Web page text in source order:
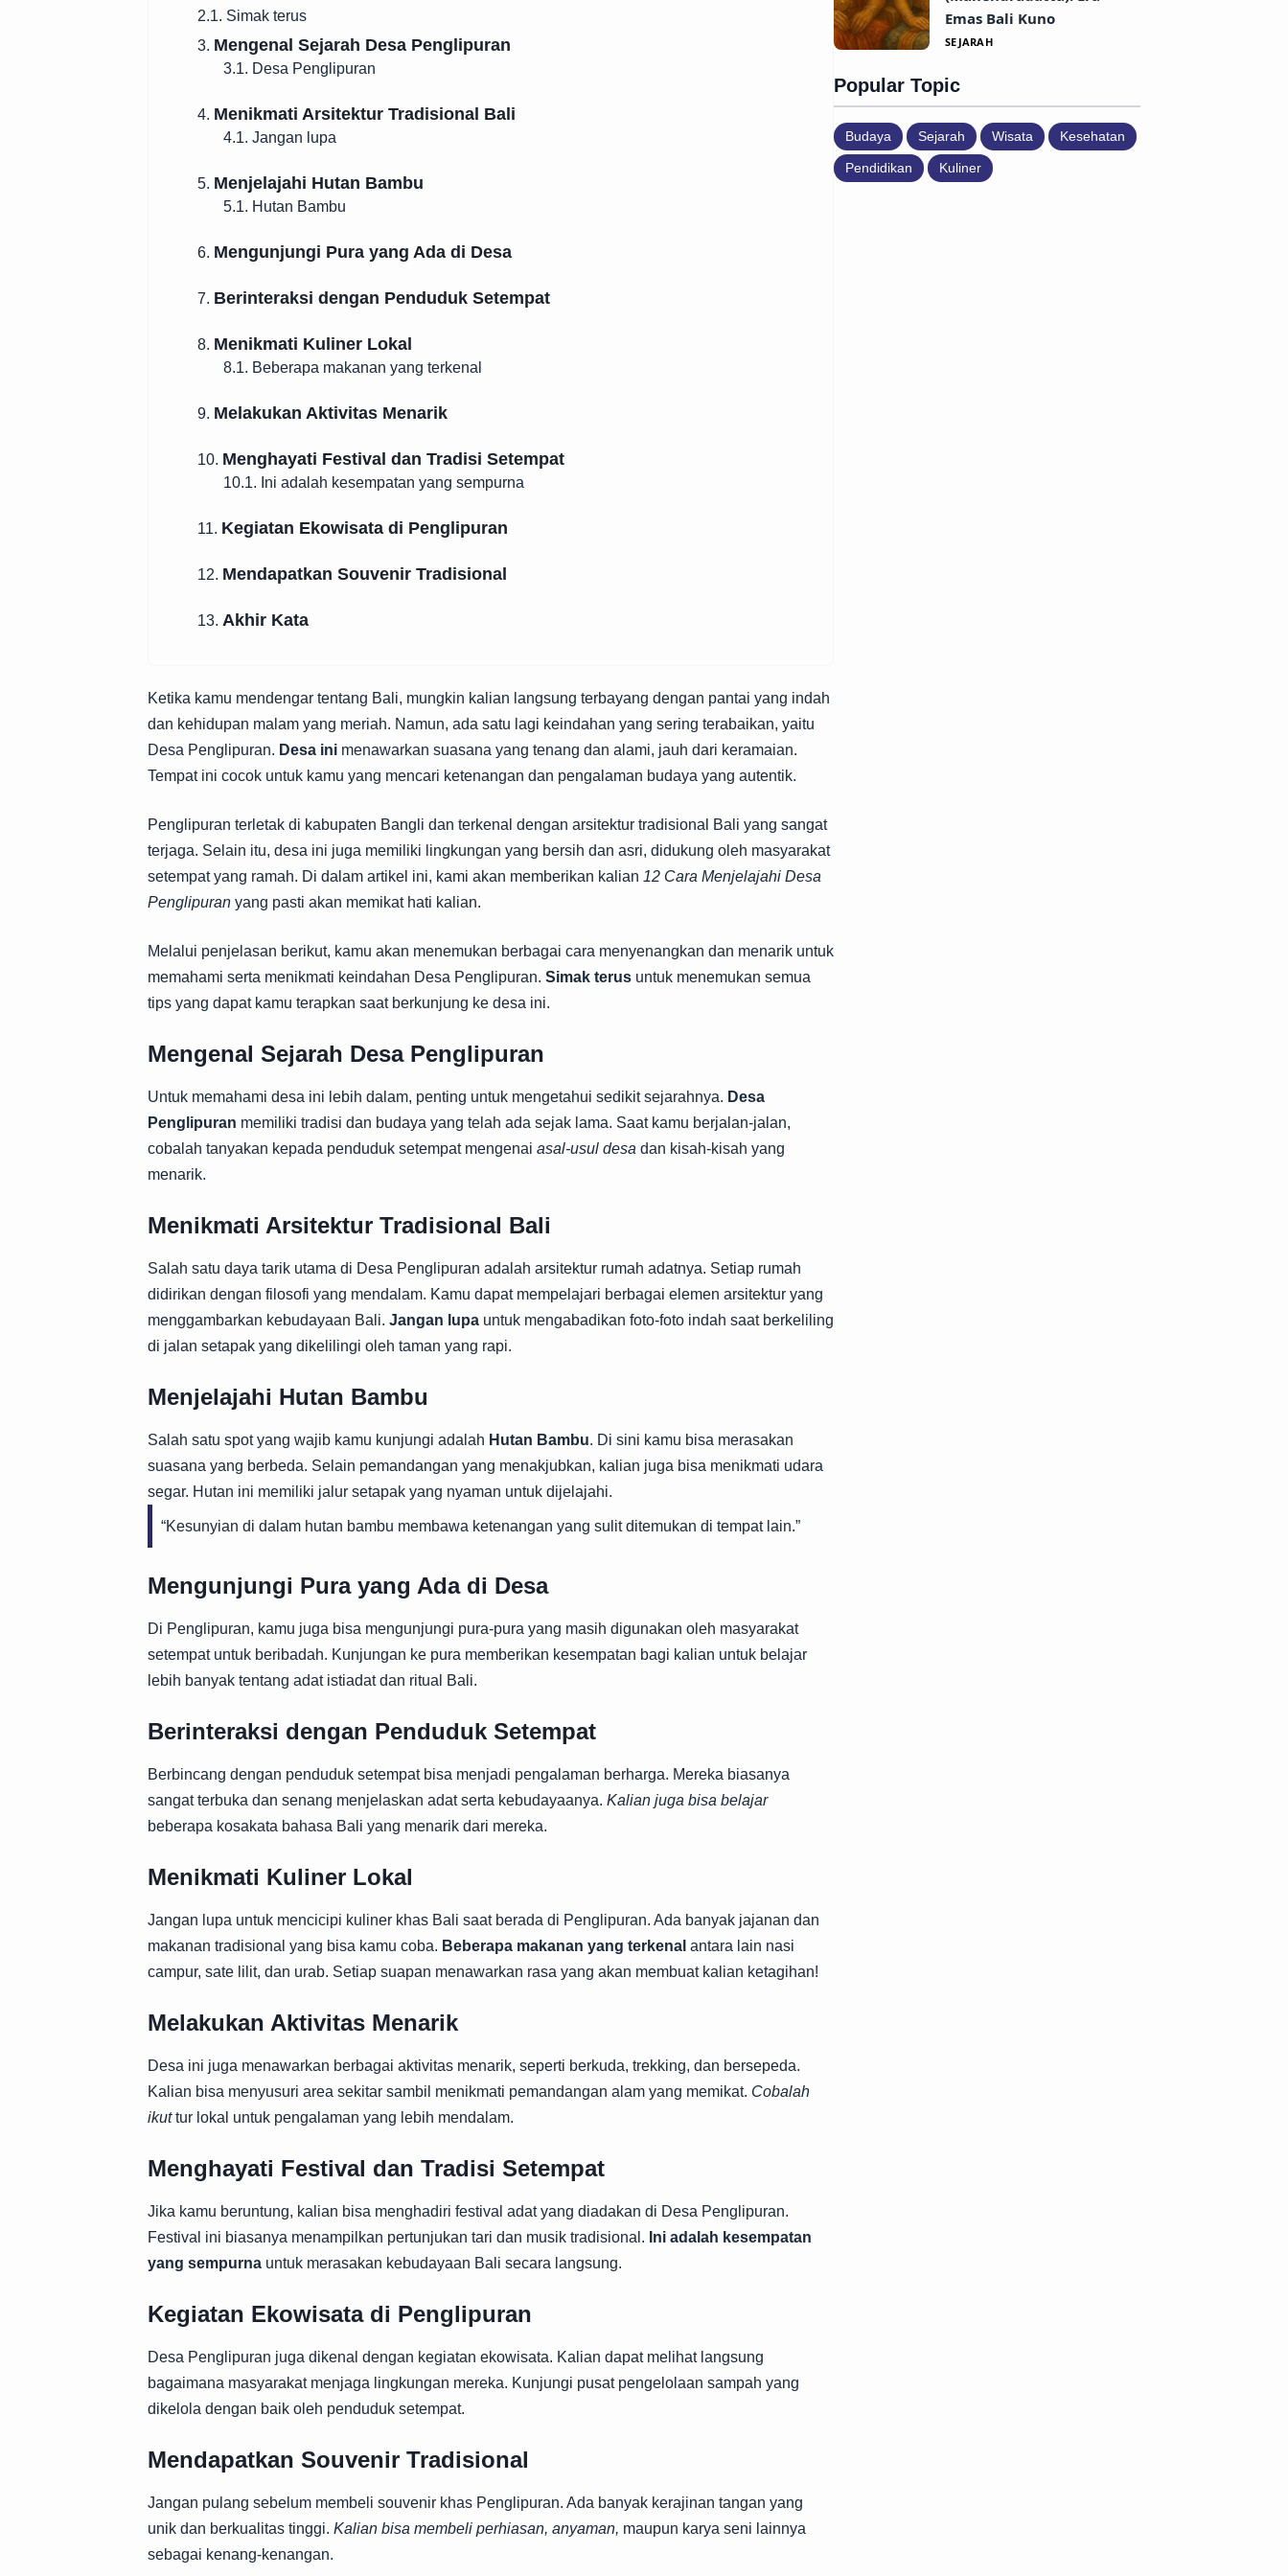
2.1. Simak terus
3. Mengenal Sejarah Desa Penglipuran
3.1. Desa Penglipuran
4. Menikmati Arsitektur Tradisional Bali
4.1. Jangan lupa
5. Menjelajahi Hutan Bambu
5.1. Hutan Bambu
6. Mengunjungi Pura yang Ada di Desa
7. Berinteraksi dengan Penduduk Setempat
8. Menikmati Kuliner Lokal
8.1. Beberapa makanan yang terkenal
9. Melakukan Aktivitas Menarik
10. Menghayati Festival dan Tradisi Setempat
10.1. Ini adalah kesempatan yang sempurna
11. Kegiatan Ekowisata di Penglipuran
12. Mendapatkan Souvenir Tradisional
13. Akhir Kata
Ketika kamu mendengar tentang Bali, mungkin kalian langsung terbayang dengan pantai yang indah
dan kehidupan malam yang meriah. Namun, ada satu lagi keindahan yang sering terabaikan, yaitu
Desa Penglipuran. Desa ini menawarkan suasana yang tenang dan alami, jauh dari keramaian.
Tempat ini cocok untuk kamu yang mencari ketenangan dan pengalaman budaya yang autentik.
Penglipuran terletak di kabupaten Bangli dan terkenal dengan arsitektur tradisional Bali yang sangat
terjaga. Selain itu, desa ini juga memiliki lingkungan yang bersih dan asri, didukung oleh masyarakat
setempat yang ramah. Di dalam artikel ini, kami akan memberikan kalian 12 Cara Menjelajahi Desa
Penglipuran yang pasti akan memikat hati kalian.
Melalui penjelasan berikut, kamu akan menemukan berbagai cara menyenangkan dan menarik untuk
memahami serta menikmati keindahan Desa Penglipuran. Simak terus untuk menemukan semua
tips yang dapat kamu terapkan saat berkunjung ke desa ini.
Mengenal Sejarah Desa Penglipuran
Untuk memahami desa ini lebih dalam, penting untuk mengetahui sedikit sejarahnya. Desa
Penglipuran memiliki tradisi dan budaya yang telah ada sejak lama. Saat kamu berjalan-jalan,
cobalah tanyakan kepada penduduk setempat mengenai asal-usul desa dan kisah-kisah yang
menarik.
Menikmati Arsitektur Tradisional Bali
Salah satu daya tarik utama di Desa Penglipuran adalah arsitektur rumah adatnya. Setiap rumah
didirikan dengan filosofi yang mendalam. Kamu dapat mempelajari berbagai elemen arsitektur yang
menggambarkan kebudayaan Bali. Jangan lupa untuk mengabadikan foto-foto indah saat berkeliling
di jalan setapak yang dikelilingi oleh taman yang rapi.
Menjelajahi Hutan Bambu
Salah satu spot yang wajib kamu kunjungi adalah Hutan Bambu. Di sini kamu bisa merasakan
suasana yang berbeda. Selain pemandangan yang menakjubkan, kalian juga bisa menikmati udara
segar. Hutan ini memiliki jalur setapak yang nyaman untuk dijelajahi.
“Kesunyian di dalam hutan bambu membawa ketenangan yang sulit ditemukan di tempat lain.”
Mengunjungi Pura yang Ada di Desa
Di Penglipuran, kamu juga bisa mengunjungi pura-pura yang masih digunakan oleh masyarakat
setempat untuk beribadah. Kunjungan ke pura memberikan kesempatan bagi kalian untuk belajar
lebih banyak tentang adat istiadat dan ritual Bali.
Berinteraksi dengan Penduduk Setempat
Berbincang dengan penduduk setempat bisa menjadi pengalaman berharga. Mereka biasanya
sangat terbuka dan senang menjelaskan adat serta kebudayaanya. Kalian juga bisa belajar
beberapa kosakata bahasa Bali yang menarik dari mereka.
Menikmati Kuliner Lokal
Jangan lupa untuk mencicipi kuliner khas Bali saat berada di Penglipuran. Ada banyak jajanan dan
makanan tradisional yang bisa kamu coba. Beberapa makanan yang terkenal antara lain nasi
campur, sate lilit, dan urab. Setiap suapan menawarkan rasa yang akan membuat kalian ketagihan!
Melakukan Aktivitas Menarik
Desa ini juga menawarkan berbagai aktivitas menarik, seperti berkuda, trekking, dan bersepeda.
Kalian bisa menyusuri area sekitar sambil menikmati pemandangan alam yang memikat. Cobalah
ikuttur lokal untuk pengalaman yang lebih mendalam.
Menghayati Festival dan Tradisi Setempat
Jika kamu beruntung, kalian bisa menghadiri festival adat yang diadakan di Desa Penglipuran.
Festival ini biasanya menampilkan pertunjukan tari dan musik tradisional. Ini adalah kesempatan
yang sempurna untuk merasakan kebudayaan Bali secara langsung.
Kegiatan Ekowisata di Penglipuran
Desa Penglipuran juga dikenal dengan kegiatan ekowisata. Kalian dapat melihat langsung
bagaimana masyarakat menjaga lingkungan mereka. Kunjungi pusat pengelolaan sampah yang
dikelola dengan baik oleh penduduk setempat.
Mendapatkan Souvenir Tradisional
Jangan pulang sebelum membeli souvenir khas Penglipuran. Ada banyak kerajinan tangan yang
unik dan berkualitas tinggi. Kalian bisa membeli perhiasan, anyaman, maupun karya seni lainnya
sebagai kenang-kenangan.
Emas Bali Kuno
SEJARAH
Popular Topic
Budaya Sejarah Wisata Kesehatan
Pendidikan Kuliner